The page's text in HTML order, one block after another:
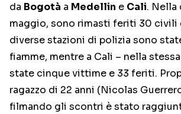
da Bogotà a Medellin e Cali. Nella
maggio, sono rimasti feriti 30 civili
diverse stazioni di polizia sono
fiamme, mentre a Cali – nella
state cinque vittime e 33 feriti.
ragazzo di 22 anni (Nicolas
filmando gli scontri è stato